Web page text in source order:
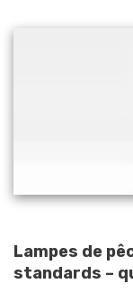
Lampes de
standards –